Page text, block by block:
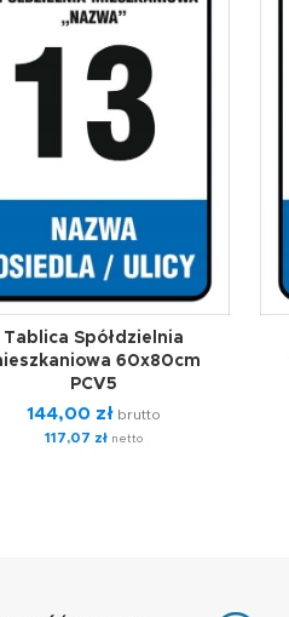
Tablica Spółdzielnia
60x80cm
PCV5
144,00 zł brutto
117,07 zł netto